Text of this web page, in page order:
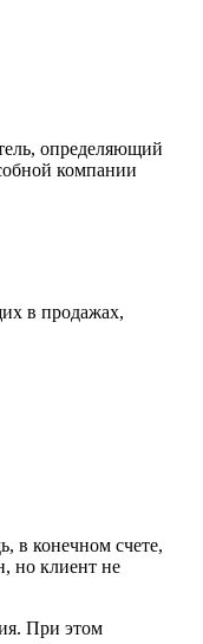
определяющий
компании
в продажах,
в конечном счете,
но клиент не
При этом